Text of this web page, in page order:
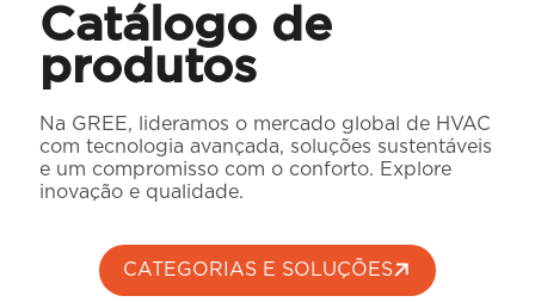
Catálogo de
produtos
Na GREE, lideramos o mercado global de HVAC
com tecnologia avançada, soluções sustentáveis
​​e um compromisso com o conforto. Explore
inovação e qualidade.
CATEGORIAS E SOLUÇÕES